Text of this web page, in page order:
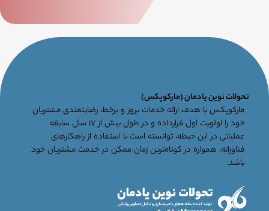
تحولات نوین یادمان (مارکوپکس)
مارکوپکس با هدف ارائه خدمات بروز و برخط، رضایتمندی مشتریان
خود را اولویت اول قرارداده و در طول بیش از ۱۷ سال سابقه
عملیاتی در این حیطه، توانسته است با استفاده از راهکارهای
فناورانه، همواره در کوتاه‌ترین زمان ممکن در خدمت مشتریان خود
باشد.